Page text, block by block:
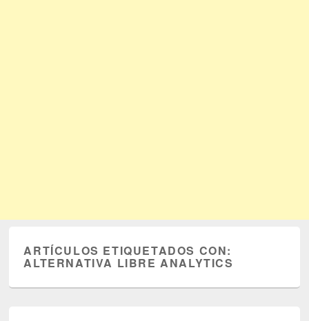
ARTÍCULOS ETIQUETADOS CON:
ALTERNATIVA LIBRE ANALYTICS